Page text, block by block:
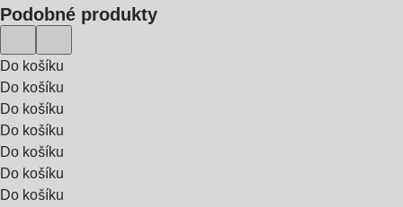
Podobné produkty
Do košíku
Do košíku
Do košíku
Do košíku
Do košíku
Do košíku
Do košíku